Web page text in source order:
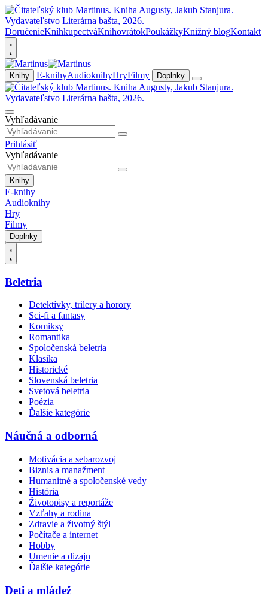
DoručenieKníhkupectváKnihovrátokPoukážkyKnižný blogKontakt
Knihy E-knihyAudioknihyHryFilmy Doplnky
Vyhľadávanie
Prihlásiť
Vyhľadávanie
Knihy
E-knihy
Audioknihy
Hry
Filmy
Doplnky
Beletria
Detektívky, trilery a horory
Sci-fi a fantasy
Komiksy
Romantika
Spoločenská beletria
Klasika
Historické
Slovenská beletria
Svetová beletria
Poézia
Ďalšie kategórie
Náučná a odborná
Motivácia a sebarozvoj
Biznis a manažment
Humanitné a spoločenské vedy
História
Životopisy a reportáže
Vzťahy a rodina
Zdravie a životný štýl
Počítače a internet
Hobby
Umenie a dizajn
Ďalšie kategórie
Deti a mládež